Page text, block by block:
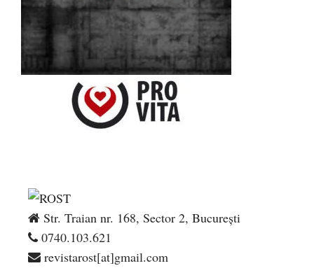
Str. Traian nr. 168, Sector 2, București
0740.103.621
revistarost[at]gmail.com